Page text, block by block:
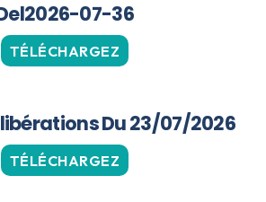
07-36
TÉLÉCHARGEZ
Du 23/07/2026
TÉLÉCHARGEZ